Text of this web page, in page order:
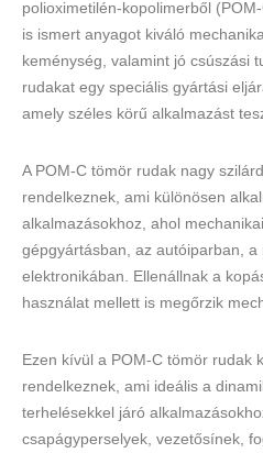
polioximetilén-kopolimerből
is ismert anyagot kiváló
keménység, valamint jó csúszási
rudakat egy speciális gyártási
amely széles körű alkalmazást
A POM-C tömör rudak nagy
rendelkeznek, ami különösen
alkalmazásokhoz, ahol
gépgyártásban, az autóiparban,
elektronikában. Ellenállnak a
használat mellett is megőrzik
Ezen kívül a POM-C tömör rudak
rendelkeznek, ami ideális a
terhelésekkel járó
csapágyperselyek, vezetősínek,